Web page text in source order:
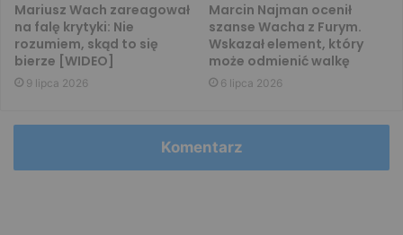
Mariusz Wach zareagował
na falę krytyki: Nie
rozumiem, skąd to się
bierze [WIDEO]
9 lipca 2026
Marcin Najman ocenił
szanse Wacha z Furym.
Wskazał element, który
może odmienić walkę
6 lipca 2026
Komentarz